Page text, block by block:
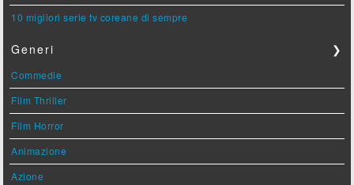
10 migliori serie tv coreane di sempre
Generi ❯
Commedie
Film Thriller
Film Horror
Animazione
Azione